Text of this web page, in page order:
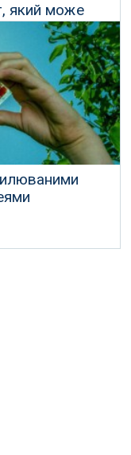
який може
хот-доги